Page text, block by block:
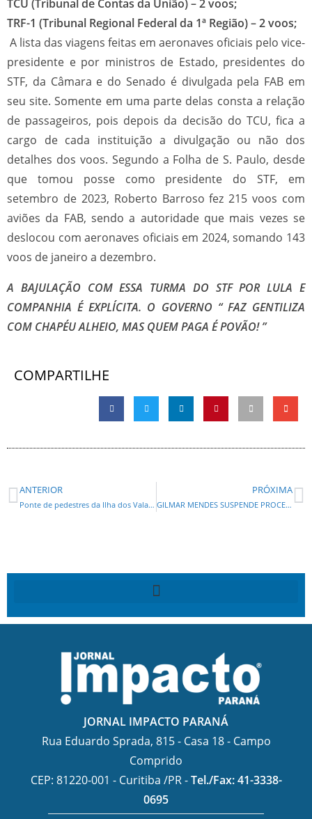
TCU (Tribunal de Contas da União) – 2 voos;
TRF-1 (Tribunal Regional Federal da 1ª Região) – 2 voos;
A lista das viagens feitas em aeronaves oficiais pelo vice-
presidente e por ministros de Estado, presidentes do
STF, da Câmara e do Senado é divulgada pela FAB em
seu site. Somente em uma parte delas consta a relação
de passageiros, pois depois da decisão do TCU, fica a
cargo de cada instituição a divulgação ou não dos
detalhes dos voos. Segundo a Folha de S. Paulo, desde
que tomou posse como presidente do STF, em
setembro de 2023, Roberto Barroso fez 215 voos com
aviões da FAB, sendo a autoridade que mais vezes se
deslocou com aeronaves oficiais em 2024, somando 143
voos de janeiro a dezembro.
A BAJULAÇÃO COM ESSA TURMA DO STF POR LULA E
COMPANHIA É EXPLÍCITA. O GOVERNO “ FAZ GENTILIZA
COM CHAPÉU ALHEIO, MAS QUEM PAGA É POVÃO! ”
COMPARTILHE
ANTERIOR
Ponte de pedestres da Ilha dos Valadares será colorida com apoio do Estado e mutirão
PRÓXIMA
GILMAR MENDES SUSPENDE PROCESSOS SOBRE “PEJOTIZAÇÃO” DO TRABALHO
JORNAL IMPACTO PARANÁ
Rua Eduardo Sprada, 815 - Casa 18 - Campo
Comprido
CEP: 81220-001 - Curitiba /PR -Tel./Fax: 41-3338-
0695